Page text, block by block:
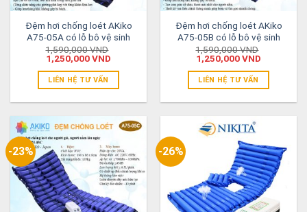
Đệm hơi chống loét AKiko
A75-05A có lỗ bô vệ sinh
1,590,000VND
1,250,000VND
LIÊN HỆ TƯ VẤN
Đệm hơi chống loét AKiko
A75-05B có lỗ bô vệ sinh
1,590,000VND
1,250,000VND
LIÊN HỆ TƯ VẤN
-23% -26%